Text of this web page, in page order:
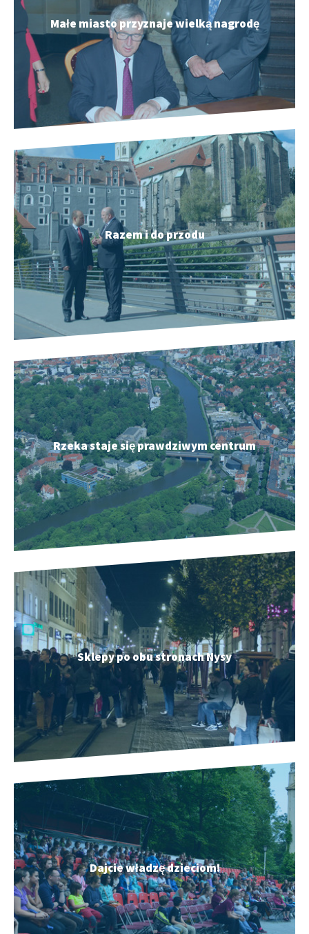
Małe miasto przyznaje wielką nagrodę
Razem i do przodu
Rzeka staje się prawdziwym centrum
Sklepy po obu stronach Nysy
Dajcie władzę dzieciom!